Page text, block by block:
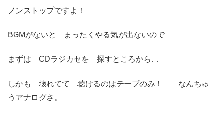
ノンストップですよ！
BGMがないと まったくやる気が出ないので
まずは CDラジカセを 探すところから…
しかも 壊れてて 聴けるのはテープのみ！ なんちゅ
うアナログさ。